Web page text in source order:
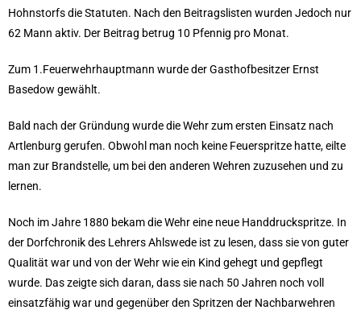
Hohnstorfs die Statuten. Nach den Beitragslisten wurden Jedoch nur
62 Mann aktiv. Der Beitrag betrug 10 Pfennig pro Monat.
Zum 1.Feuerwehrhauptmann wurde der Gasthofbesitzer Ernst
Basedow gewählt.
Bald nach der Gründung wurde die Wehr zum ersten Einsatz nach
Artlenburg gerufen. Obwohl man noch keine Feuerspritze hatte, eilte
man zur Brandstelle, um bei den anderen Wehren zuzusehen und zu
lernen.
Noch im Jahre 1880 bekam die Wehr eine neue Handdruckspritze. In
der Dorfchronik des Lehrers Ahlswede ist zu lesen, dass sie von guter
Qualität war und von der Wehr wie ein Kind gehegt und gepflegt
wurde. Das zeigte sich daran, dass sie nach 50 Jahren noch voll
einsatzfähig war und gegenüber den Spritzen der Nachbarwehren